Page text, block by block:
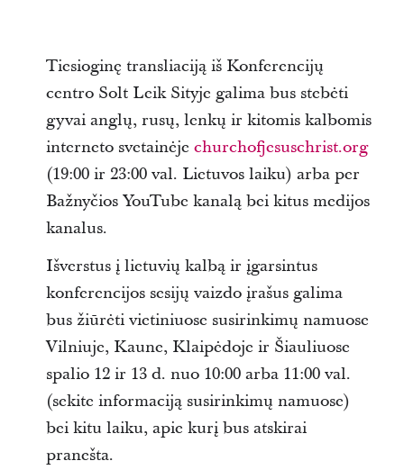
Tiesioginę transliaciją iš Konferencijų
centro Solt Leik Sityje galima bus stebėti
gyvai anglų, rusų, lenkų ir kitomis kalbomis
interneto svetainėje churchofjesuschrist.org
(19:00 ir 23:00 val. Lietuvos laiku) arba per
Bažnyčios YouTube kanalą bei kitus medijos
kanalus.
Išverstus į lietuvių kalbą ir įgarsintus
konferencijos sesijų vaizdo įrašus galima
bus žiūrėti vietiniuose susirinkimų namuose
Vilniuje, Kaune, Klaipėdoje ir Šiauliuose
spalio 12 ir 13 d. nuo 10:00 arba 11:00 val.
(sekite informaciją susirinkimų namuose)
bei kitu laiku, apie kurį bus atskirai
pranešta.